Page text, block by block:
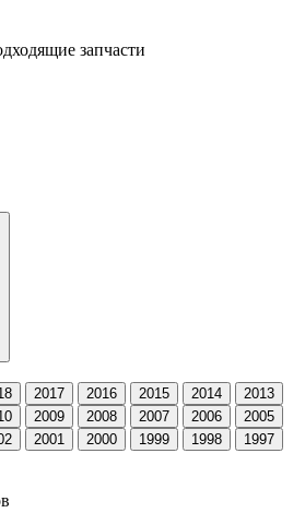
запчасти
2017 2016 2015 2014
2013
2009 2008 2007 2006
2005
2001 2000 1999 1998
1997